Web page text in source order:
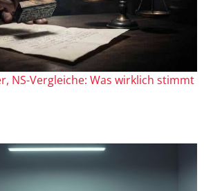
NS-Vergleiche: Was wirklich stimmt